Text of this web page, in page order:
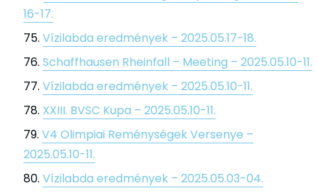
16-17.
Vízilabda eredmények – 2025.05.17-18.
Schaffhausen Rheinfall – Meeting – 2025.05.10-11.
Vízilabda eredmények – 2025.05.10-11.
XXIII. BVSC Kupa – 2025.05.10-11.
V4 Olimpiai Reménységek Versenye –
2025.05.10-11.
Vízilabda eredmények – 2025.05.03-04.